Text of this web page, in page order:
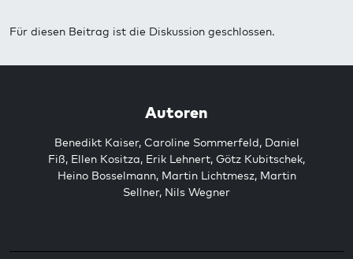
Für diesen Beitrag ist die Diskussion geschlossen.
Autoren
Benedikt Kaiser, Caroline Sommerfeld, Daniel
Fiß, Ellen Kositza, Erik Lehnert, Götz Kubitschek,
Heino Bosselmann, Martin Lichtmesz, Martin
Sellner, Nils Wegner